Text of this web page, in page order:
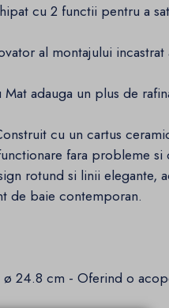
cu 2 functii pentru a
al montajului
adauga un plus de
cu un cartus
fara probleme si
rotund si linii elegante,
de baie contemporan.
ø 24.8 cm - Oferind o